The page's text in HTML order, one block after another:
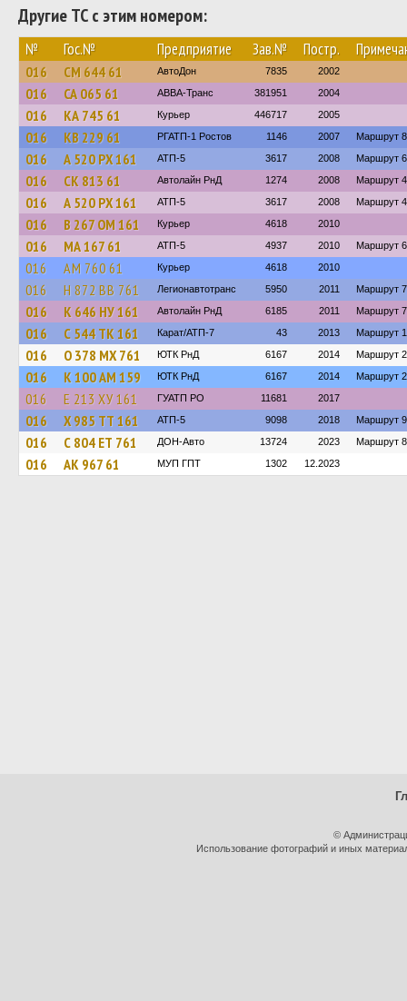
Другие ТС с этим номером:
№ Гос.№ Предприятие Зав.№ Постр.
016 СМ 644 61 АвтоДон 7835 2002
016 СА 065 61 АВВА-Транс 381951 2004
016 КА 745 61 Курьер 446717 2005
016 КВ 229 61 РГАТП-1 Ростов 1146 2007 Маршрут
016 А 520 РХ 161 АТП-5 3617 2008 Маршрут
016 СК 813 61 Автолайн РнД 1274 2008 Маршрут
016 А 520 РХ 161 АТП-5 3617 2008 Маршрут
016 В 267 ОМ 161 Курьер 4618 2010
016 МА 167 61 АТП-5 4937 2010 Маршрут
016 АМ 760 61 Курьер 4618 2010
016 Н 872 ВВ 761 Легионавтотранс 5950 2011 Маршрут
016 К 646 НУ 161 Автолайн РнД 6185 2011 Маршрут
016 С 544 ТК 161 Карат/АТП-7 43 2013 Маршрут
016 О 378 МХ 761 ЮТК РнД 6167 2014 Маршрут
016 К 100 АМ 159 ЮТК РнД 6167 2014 Маршрут
016 Е 213 ХУ 161 ГУАТП РО 11681 2017
016 Х 985 ТТ 161 АТП-5 9098 2018 Маршрут
016 С 804 ЕТ 761 ДОН-Авто 13724 2023 Маршрут
016 АК 967 61 МУП ГПТ 1302 12.2023
©
Использование фотографий и иных